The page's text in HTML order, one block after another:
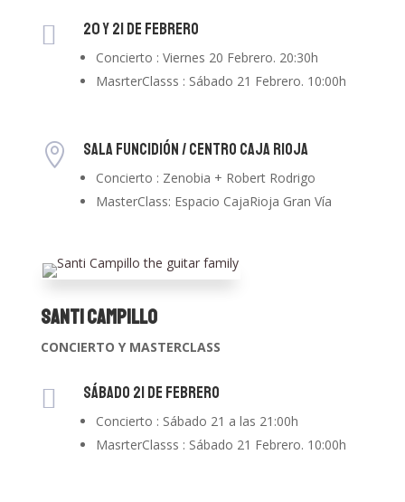
 20 y 21 de Febrero
Concierto : Viernes 20 Febrero. 20:30h
MasrterClasss : Sábado 21 Febrero. 10:00h
 SALA FUNCIDIÓN / CENTRO CAJA RIOJA
Concierto : Zenobia + Robert Rodrigo
MasterClass: Espacio CajaRioja Gran Vía
Santi Campillo
CONCIERTO Y MASTERCLASS
 Sábado 21 de Febrero
Concierto : Sábado 21 a las 21:00h
MasrterClasss : Sábado 21 Febrero. 10:00h